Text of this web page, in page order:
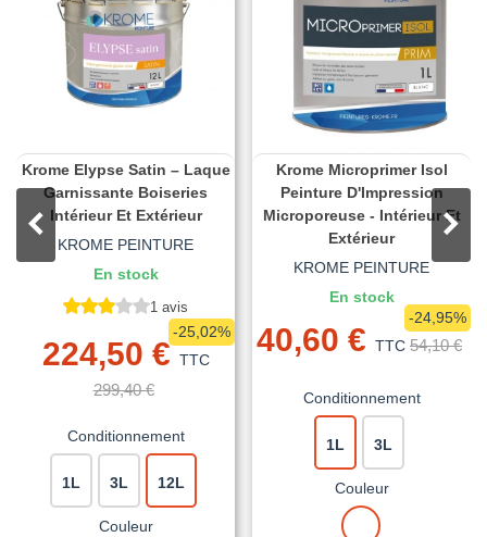
Krome Elypse Satin – Laque
Garnissante Boiseries
Intérieur Et Extérieur
KROME PEINTURE
En stock
1 avis
224,50 € TTC
299,40 €
-25,02%
Conditionnement
1L 3L 12L
Couleur
Krome Microprimer Isol
Peinture D'Impression
Microporeuse - Intérieur Et
Extérieur
KROME PEINTURE
En stock
40,60 € TTC 54,10 €
-24,95%
Conditionnement
1L 3L
Couleur
BLANC